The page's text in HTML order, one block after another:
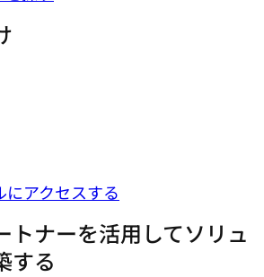
アクセスする
トナーを活用してソリュ
する